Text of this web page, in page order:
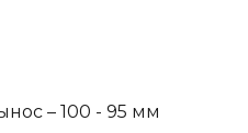
– 100 - 95 мм